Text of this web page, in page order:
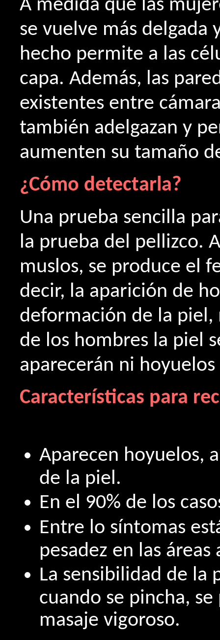
A medida que las
se vuelve más delgada
hecho permite a las
capa. Además, las
existentes entre
también adelgazan y
aumenten su tamaño
¿Cómo detectarla?
Una prueba sencilla
la prueba del pellizco.
muslos, se produce el
decir, la aparición de
deformación de la
de los hombres la piel
aparecerán ni
Características para
Aparecen hoyuelos,
de la piel.
En el 90% de los
Entre lo síntomas
pesadez en las áreas
La sensibilidad de la
cuando se pincha,
masaje vigoroso.